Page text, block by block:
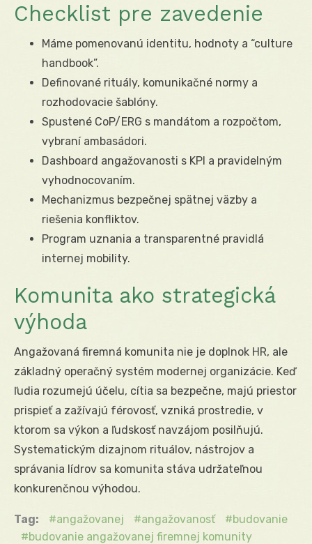
Checklist pre zavedenie
Máme pomenovanú identitu, hodnoty a “culture
handbook”.
Definované rituály, komunikačné normy a
rozhodovacie šablóny.
Spustené CoP/ERG s mandátom a rozpočtom,
vybraní ambasádori.
Dashboard angažovanosti s KPI a pravidelným
vyhodnocovaním.
Mechanizmus bezpečnej spätnej väzby a
riešenia konfliktov.
Program uznania a transparentné pravidlá
internej mobility.
Komunita ako strategická
výhoda
Angažovaná firemná komunita nie je doplnok HR, ale
základný operačný systém modernej organizácie. Keď
ľudia rozumejú účelu, cítia sa bezpečne, majú priestor
prispieť a zažívajú férovosť, vzniká prostredie, v
ktorom sa výkon a ľudskosť navzájom posilňujú.
Systematickým dizajnom rituálov, nástrojov a
správania lídrov sa komunita stáva udržateľnou
konkurenčnou výhodou.
Tag: angažovanej angažovanosť
budovanie
budovanie angažovanej firemnej komunity